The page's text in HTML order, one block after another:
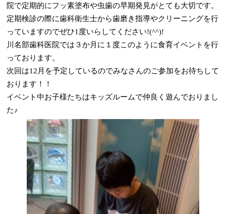
院で定期的にフッ素塗布や虫歯の早期発見がとても大切です。
定期検診の際に歯科衛生士から歯磨き指導やクリーニングを行
っていますのでぜひ1度いらしてください!(^^)!
川名部歯科医院では３か月に１度このように食育イベントを行
っております。
次回は12月を予定しているのでみなさんのご参加をお待ちして
おります！！
イベント中お子様たちはキッズルームで仲良く遊んでおりまし
た♪